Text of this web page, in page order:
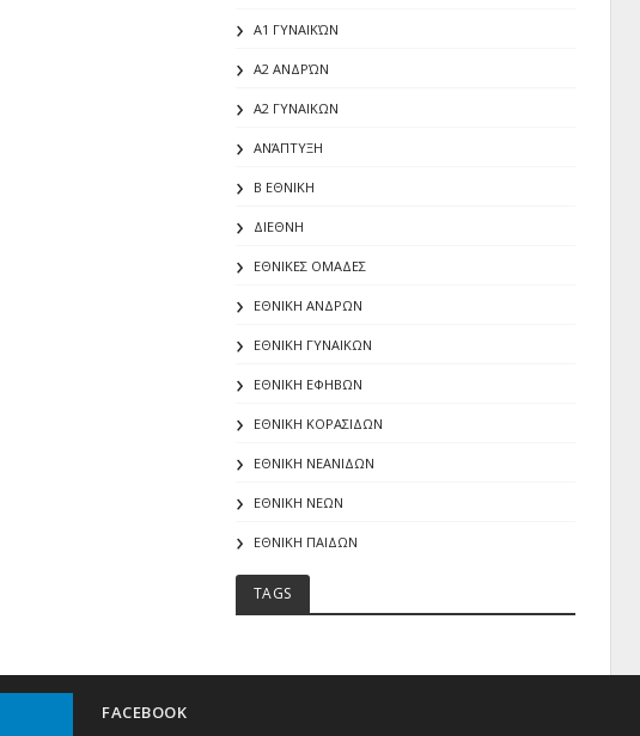
Α1 ΓΥΝΑΙΚΏΝ
Α2 ΑΝΔΡΏΝ
Α2 ΓΥΝΑΙΚΩΝ
ΑΝΆΠΤΥΞΗ
Β ΕΘΝΙΚΗ
ΔΙΕΘΝΗ
ΕΘΝΙΚΕΣ ΟΜΑΔΕΣ
ΕΘΝΙΚΗ ΑΝΔΡΩΝ
ΕΘΝΙΚΗ ΓΥΝΑΙΚΩΝ
ΕΘΝΙΚΗ ΕΦΗΒΩΝ
ΕΘΝΙΚΗ ΚΟΡΑΣΙΔΩΝ
ΕΘΝΙΚΗ ΝΕΑΝΙΔΩΝ
ΕΘΝΙΚΗ ΝΕΩΝ
ΕΘΝΙΚΗ ΠΑΙΔΩΝ
TAGS
FACEBOOK